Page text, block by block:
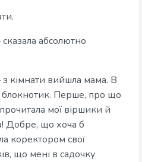
абсолютно
кімнати вийшла мама. В
блокнотик. Перше, про що
мої віршики й
Добре, що хоча б
коректором свої
що мені в садочку